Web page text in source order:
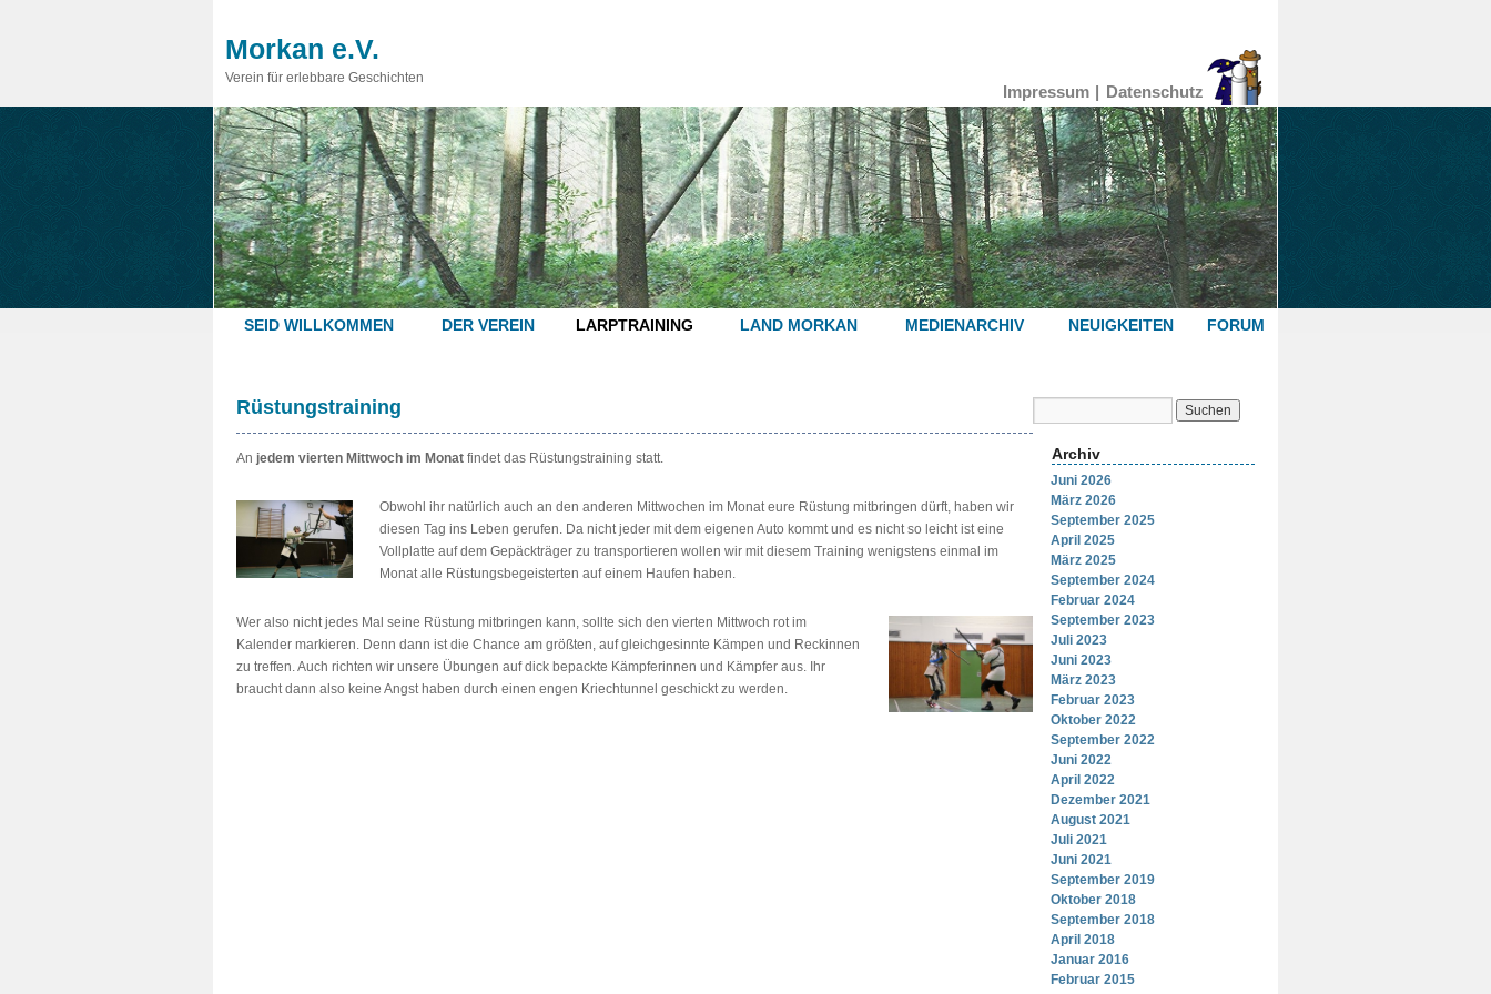
Morkan e.V.
Verein für erlebbare Geschichten
Impressum Datenschutz
SEID WILLKOMMEN DER VEREIN LARPTRAINING LAND MORKAN MEDIENARCHIV NEUIGKEITEN FORUM
Rüstungstraining
An jedem vierten Mittwoch im Monat findet das Rüstungstraining statt.
Obwohl ihr natürlich auch an den anderen Mittwochen im Monat eure Rüstung mitbringen dürft, haben wir
diesen Tag ins Leben gerufen. Da nicht jeder mit dem eigenen Auto kommt und es nicht so leicht ist eine
Vollplatte auf dem Gepäckträger zu transportieren wollen wir mit diesem Training wenigstens einmal im
Monat alle Rüstungsbegeisterten auf einem Haufen haben.
Wer also nicht jedes Mal seine Rüstung mitbringen kann, sollte sich den vierten Mittwoch rot im
Kalender markieren. Denn dann ist die Chance am größten, auf gleichgesinnte Kämpen und Reckinnen
zu treffen. Auch richten wir unsere Übungen auf dick bepackte Kämpferinnen und Kämpfer aus. Ihr
braucht dann also keine Angst haben durch einen engen Kriechtunnel geschickt zu werden.
Archiv
Juni 2026
März 2026
September 2025
April 2025
März 2025
September 2024
Februar 2024
September 2023
Juli 2023
Juni 2023
März 2023
Februar 2023
Oktober 2022
September 2022
Juni 2022
April 2022
Dezember 2021
August 2021
Juli 2021
Juni 2021
September 2019
Oktober 2018
September 2018
April 2018
Januar 2016
Februar 2015